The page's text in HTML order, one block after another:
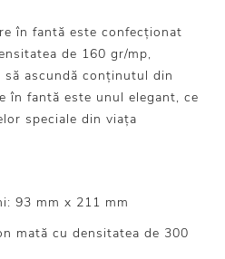
în fantă este confecționat
de 160 gr/mp,
ascundă conținutul din
în fantă este unul elegant, ce
speciale din viața
93 mm x 211 mm
mată cu densitatea de 300